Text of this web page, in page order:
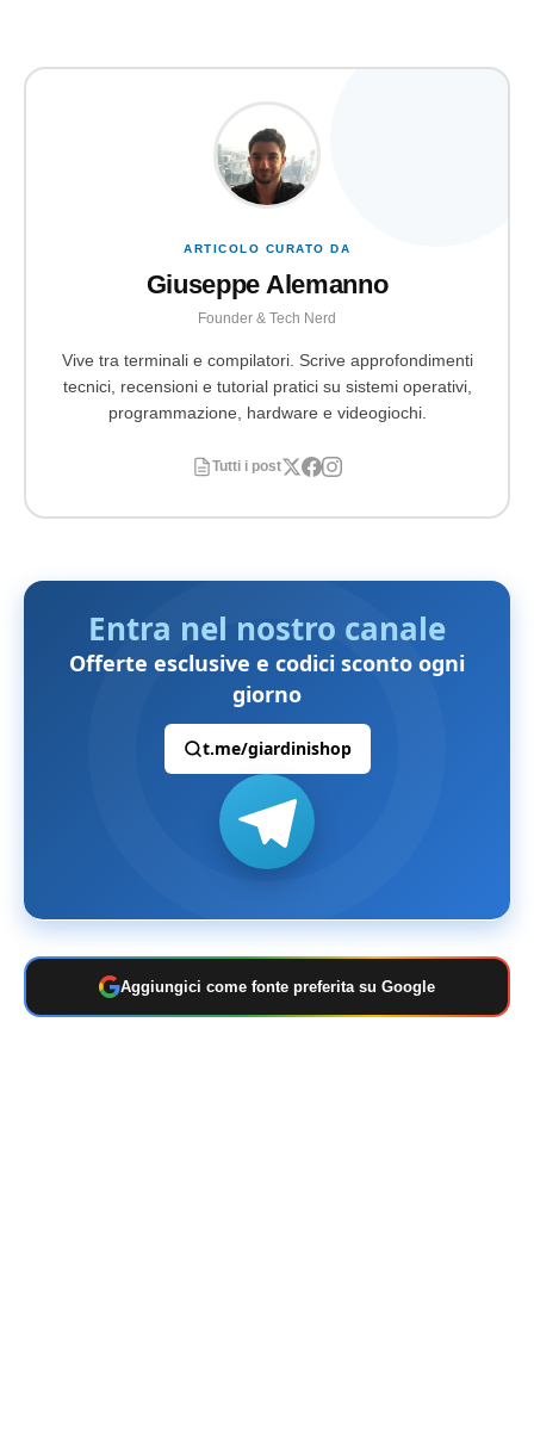
ARTICOLO CURATO DA
Giuseppe Alemanno
Founder & Tech Nerd
Vive tra terminali e compilatori. Scrive approfondimenti
tecnici, recensioni e tutorial pratici su sistemi operativi,
programmazione, hardware e videogiochi.
Tutti i post
Entra nel nostro canale
Offerte esclusive e codici sconto ogni
giorno
t.me/giardinishop
Aggiungici come fonte preferita su Google